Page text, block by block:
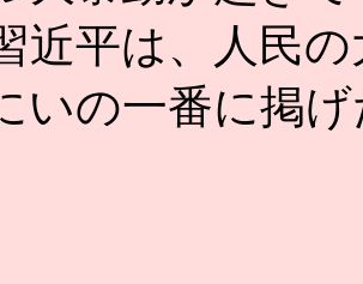
近平は、人民
いの一番に掲